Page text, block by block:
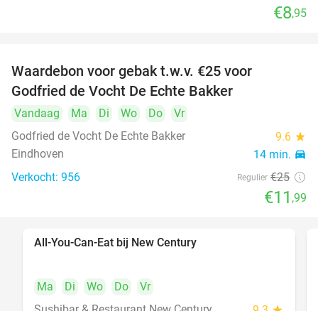
€8,95
Waardebon voor gebak t.w.v. €25 voor
Godfried de Vocht De Echte Bakker
Vandaag Ma Di Wo Do
Vr
Godfried de Vocht De Echte Bakker
9.6 star
Eindhoven 14 min. directions_car
Verkocht: 956 Regulier €25
€11 ,99
All-You-Can-Eat bij New Century
Ma Di Wo Do
Vr